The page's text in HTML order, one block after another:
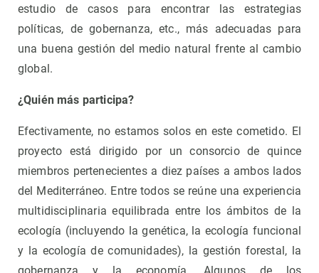
estudio de casos para encontrar las estrategias
políticas, de gobernanza, etc., más adecuadas para
una buena gestión del medio natural frente al cambio
global.
¿Quién más participa?
Efectivamente, no estamos solos en este cometido. El
proyecto está dirigido por un consorcio de quince
miembros pertenecientes a diez países a ambos lados
del Mediterráneo. Entre todos se reúne una experiencia
multidisciplinaria equilibrada entre los ámbitos de la
ecología (incluyendo la genética, la ecología funcional
y la ecología de comunidades), la gestión forestal, la